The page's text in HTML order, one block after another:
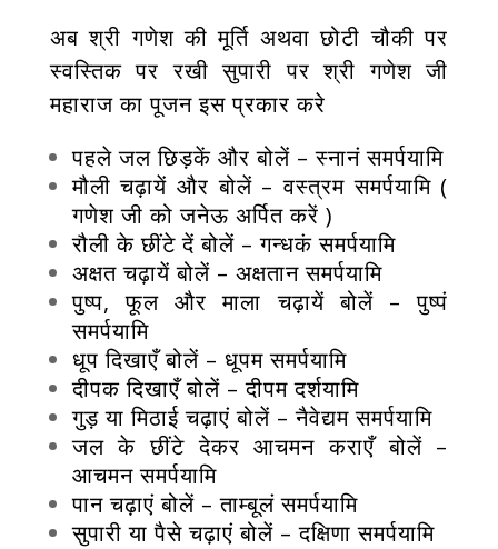
अब श्री गणेश की मूर्ति अथवा छोटी चौकी पर
स्वस्तिक पर रखी सुपारी पर श्री गणेश जी
महाराज का पूजन इस प्रकार करे
पहले जल छिड़कें और बोलें – स्नानं समर्पयामि
मौली चढ़ायें और बोलें – वस्त्रम समर्पयामि (
गणेश जी को जनेऊ अर्पित करें )
रौली के छींटे दें बोलें – गन्धकं समर्पयामि
अक्षत चढ़ायें बोलें – अक्षतान समर्पयामि
पुष्प, फूल और माला चढ़ायें बोलें – पुष्पं
समर्पयामि
धूप दिखाएँ बोलें – धूपम समर्पयामि
दीपक दिखाएँ बोलें – दीपम दर्शयामि
गुड़ या मिठाई चढ़ाएं बोलें – नैवेद्यम समर्पयामि
जल के छींटे देकर आचमन कराएँ बोलें –
आचमन समर्पयामि
पान चढ़ाएं बोलें – ताम्बूलं समर्पयामि
सुपारी या पैसे चढ़ाएं बोलें – दक्षिणा समर्पयामि